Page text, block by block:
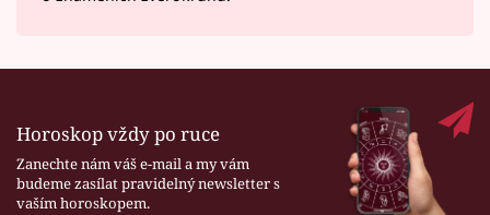
Horoskop vždy po ruce
Zanechte nám váš e-mail a my vám
budeme zasílat pravidelný newsletter s
vaším horoskopem.